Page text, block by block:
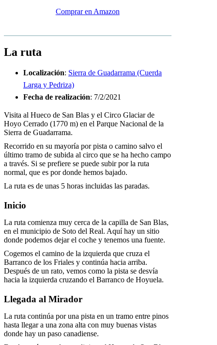
Comprar en Amazon
La ruta
Localización: Sierra de Guadarrama (Cuerda
Larga y Pedriza)
Fecha de realización: 7/2/2021
Visita al Hueco de San Blas y el Circo Glaciar de
Hoyo Cerrado (1770 m) en el Parque Nacional de la
Sierra de Guadarrama.
Recorrido en su mayoría por pista o camino salvo el
último tramo de subida al circo que se ha hecho campo
a través. Si se prefiere se puede subir por la ruta
normal, que es por donde hemos bajado.
La ruta es de unas 5 horas incluidas las paradas.
Inicio
La ruta comienza muy cerca de la capilla de San Blas,
en el municipio de Soto del Real. Aquí hay un sitio
donde podemos dejar el coche y tenemos una fuente.
Cogemos el camino de la izquierda que cruza el
Barranco de los Friales y continúa hacia arriba.
Después de un rato, vemos como la pista se desvía
hacia la izquierda cruzando el Barranco de Hoyuela.
Llegada al Mirador
La ruta continúa por una pista en un tramo entre pinos
hasta llegar a una zona alta con muy buenas vistas
donde hay un paso canadiense.